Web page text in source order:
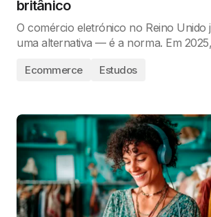
britânico
O comércio eletrónico no Reino Unido
uma alternativa — é a norma. Em
Ecommerce Estudos